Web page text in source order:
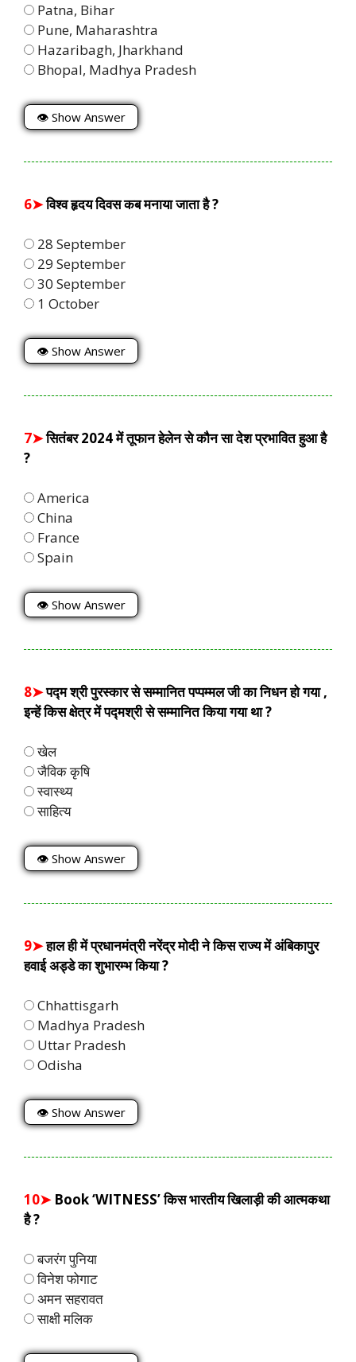
Patna, Bihar
Pune, Maharashtra
Hazaribagh, Jharkhand
Bhopal, Madhya Pradesh
👁 Show Answer
6➤विश्व हृदय दिवस कब मनाया जाता है ?
28 September
29 September
30 September
1 October
👁 Show Answer
7➤सितंबर 2024 में तूफान हेलेन से कौन सा देश प्रभावित हुआ है
?
America
China
France
Spain
👁 Show Answer
8➤पद्म श्री पुरस्कार से सम्मानित पप्पम्मल जी का निधन हो गया ,
इन्हें किस क्षेत्र में पद्मश्री से सम्मानित किया गया था ?
खेल
जैविक कृषि
स्वास्थ्य
साहित्य
👁 Show Answer
9➤हाल ही में प्रधानमंत्री नरेंद्र मोदी ने किस राज्य में अंबिकापुर
हवाई अड्डे का शुभारम्भ किया ?
Chhattisgarh
Madhya Pradesh
Uttar Pradesh
Odisha
👁 Show Answer
10➤ Book ‘WITNESS’ किस भारतीय खिलाड़ी की आत्मकथा
है ?
बजरंग पुनिया
विनेश फोगाट
अमन सहरावत
साक्षी मलिक